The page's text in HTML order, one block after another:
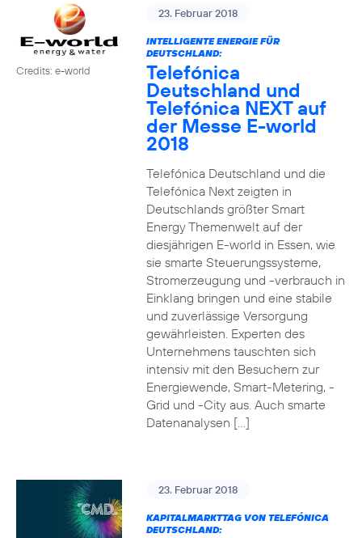
Credits: e-world
23. Februar 2018
INTELLIGENTE ENERGIE FÜR
DEUTSCHLAND:
Telefónica
Deutschland und
Telefónica NEXT auf
der Messe E-world
2018
Telefónica Deutschland und die
Telefónica Next zeigten in
Deutschlands größter Smart
Energy Themenwelt auf der
diesjährigen E-world in Essen, wie
sie smarte Steuerungssysteme,
Stromerzeugung und -verbrauch in
Einklang bringen und eine stabile
und zuverlässige Versorgung
gewährleisten. Experten des
Unternehmens tauschten sich
intensiv mit den Besuchern zur
Energiewende, Smart-Metering, -
Grid und -City aus. Auch smarte
Datenanalysen […]
23. Februar 2018
KAPITALMARKTTAG VON TELEFÓNICA
DEUTSCHLAND: